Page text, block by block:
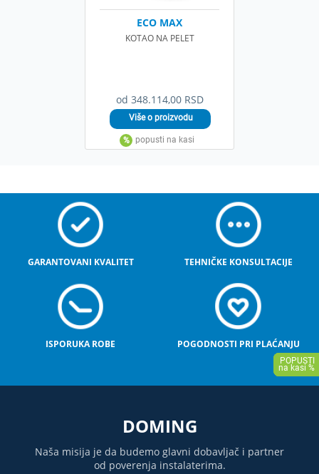
od 348.114,00 RSD
ECO MAX
KOTAO NA PELET
GARANTOVANI KVALITET TEHNIČKE KONSULTACIJE
ISPORUKA ROBE POGODNOSTI PRI PLAĆANJU
DOMING
Naša misija je da budemo glavni dobavljač i partner
od poverenja instalaterima.